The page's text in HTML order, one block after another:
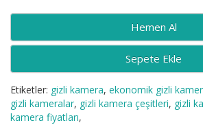
Sepete Ekle
Etiketler: gizli kamera, ekonomik gizli
gizli kameralar, gizli kamera çeşitleri, gizli
kamera fiyatları,